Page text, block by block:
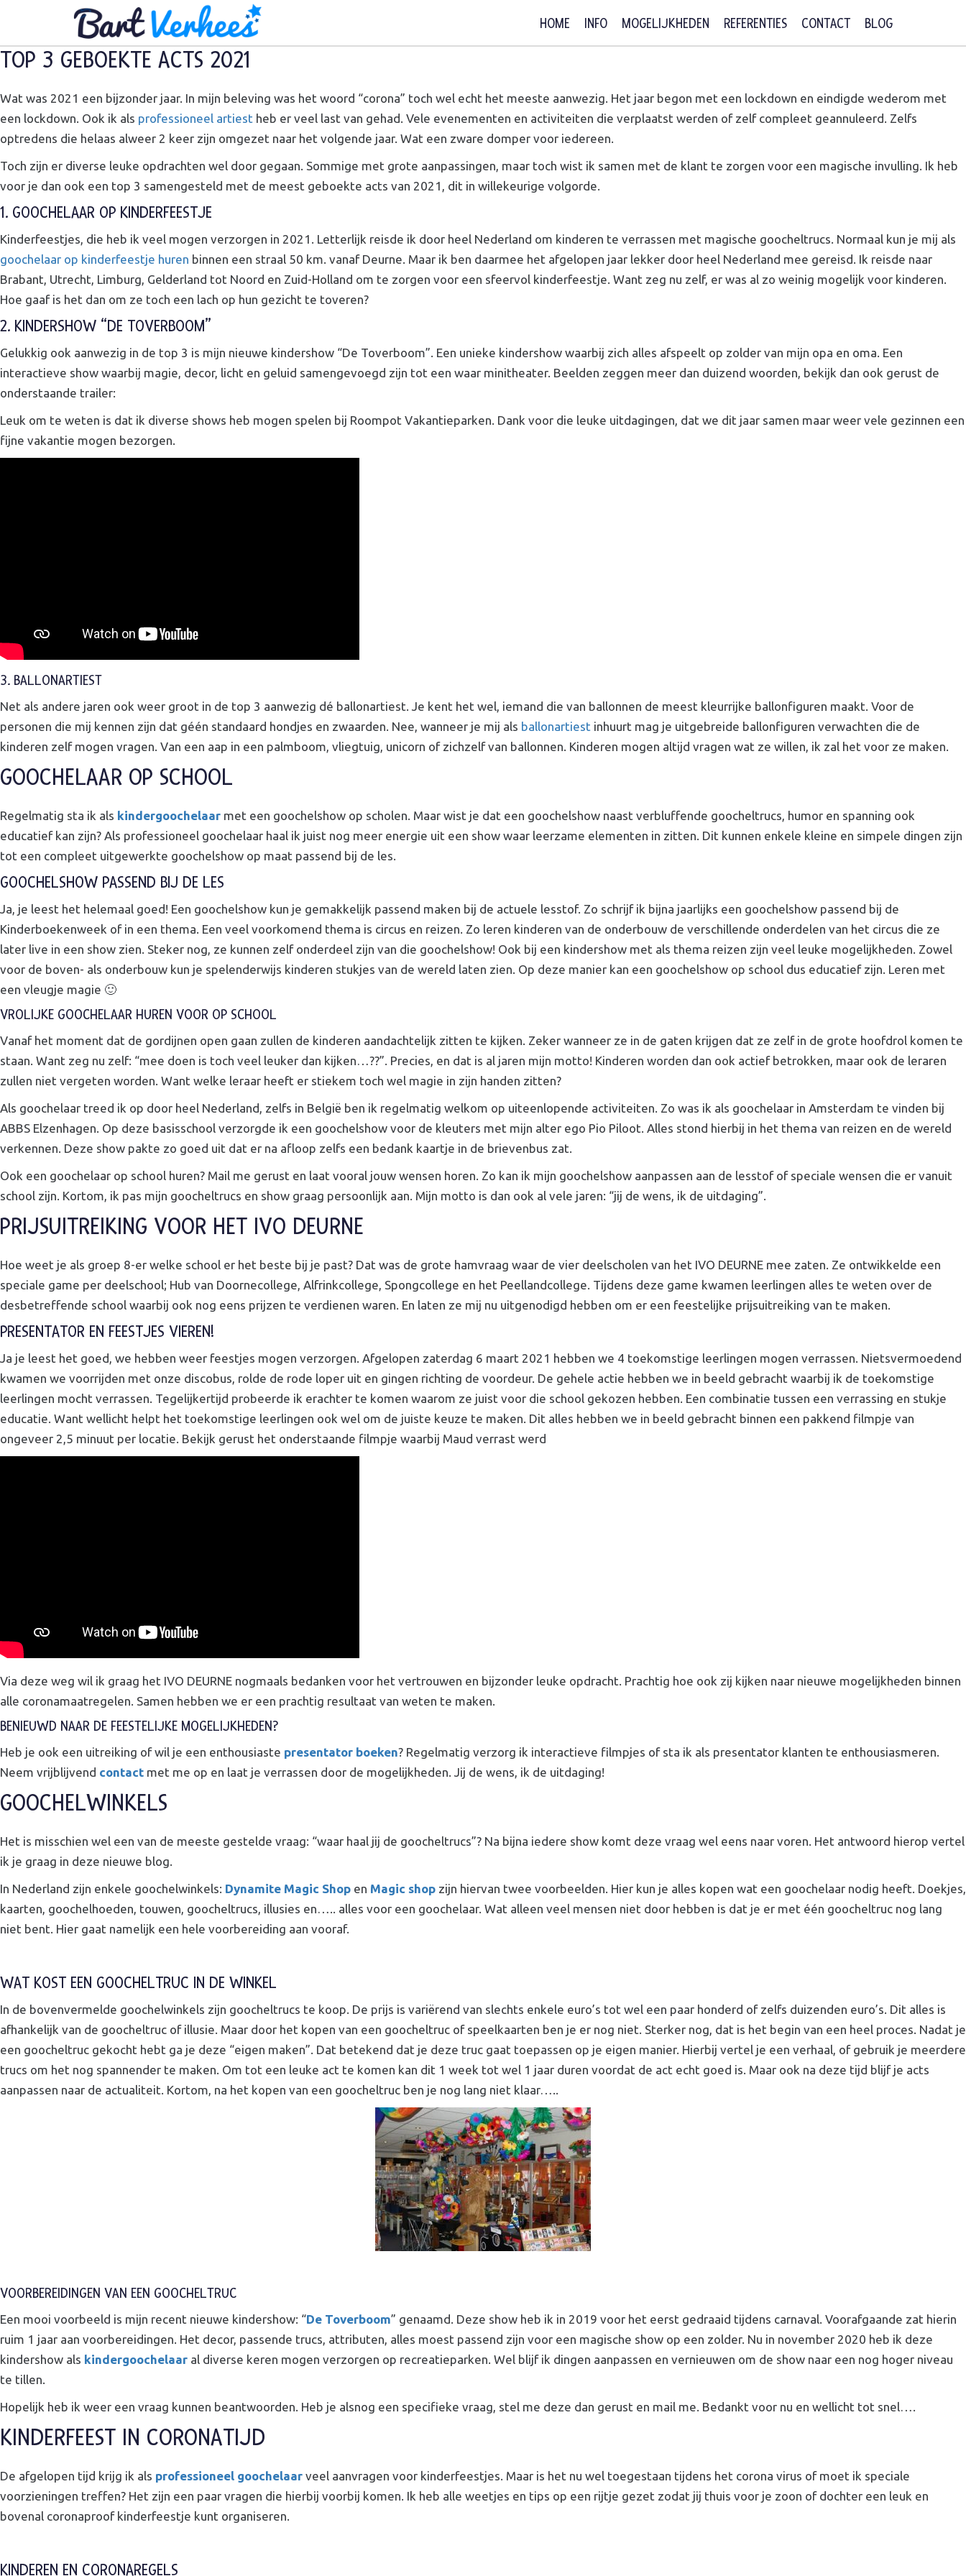
HOME INFO MOGELIJKHEDEN REFERENTIES CONTACT BLOG
TOP 3 GEBOEKTE ACTS 2021
Wat was 2021 een bijzonder jaar. In mijn beleving was het woord “corona” toch wel echt het meeste aanwezig. Het jaar begon met een lockdown en eindigde wederom met
een lockdown. Ook ik als professioneel artiest heb er veel last van gehad. Vele evenementen en activiteiten die verplaatst werden of zelf compleet geannuleerd. Zelfs
optredens die helaas alweer 2 keer zijn omgezet naar het volgende jaar. Wat een zware domper voor iedereen.
Toch zijn er diverse leuke opdrachten wel door gegaan. Sommige met grote aanpassingen, maar toch wist ik samen met de klant te zorgen voor een magische invulling. Ik heb
voor je dan ook een top 3 samengesteld met de meest geboekte acts van 2021, dit in willekeurige volgorde.
1. GOOCHELAAR OP KINDERFEESTJE
Kinderfeestjes, die heb ik veel mogen verzorgen in 2021. Letterlijk reisde ik door heel Nederland om kinderen te verrassen met magische goocheltrucs. Normaal kun je mij als
goochelaar op kinderfeestje huren binnen een straal 50 km. vanaf Deurne. Maar ik ben daarmee het afgelopen jaar lekker door heel Nederland mee gereisd. Ik reisde naar
Brabant, Utrecht, Limburg, Gelderland tot Noord en Zuid-Holland om te zorgen voor een sfeervol kinderfeestje. Want zeg nu zelf, er was al zo weinig mogelijk voor kinderen.
Hoe gaaf is het dan om ze toch een lach op hun gezicht te toveren?
2. KINDERSHOW “DE TOVERBOOM”
Gelukkig ook aanwezig in de top 3 is mijn nieuwe kindershow “De Toverboom”. Een unieke kindershow waarbij zich alles afspeelt op zolder van mijn opa en oma. Een
interactieve show waarbij magie, decor, licht en geluid samengevoegd zijn tot een waar minitheater. Beelden zeggen meer dan duizend woorden, bekijk dan ook gerust de
onderstaande trailer:
Leuk om te weten is dat ik diverse shows heb mogen spelen bij Roompot Vakantieparken. Dank voor die leuke uitdagingen, dat we dit jaar samen maar weer vele gezinnen een
fijne vakantie mogen bezorgen.
3. BALLONARTIEST
Net als andere jaren ook weer groot in de top 3 aanwezig dé ballonartiest. Je kent het wel, iemand die van ballonnen de meest kleurrijke ballonfiguren maakt. Voor de
personen die mij kennen zijn dat géén standaard hondjes en zwaarden. Nee, wanneer je mij als ballonartiest inhuurt mag je uitgebreide ballonfiguren verwachten die de
kinderen zelf mogen vragen. Van een aap in een palmboom, vliegtuig, unicorn of zichzelf van ballonnen. Kinderen mogen altijd vragen wat ze willen, ik zal het voor ze maken.
GOOCHELAAR OP SCHOOL
Regelmatig sta ik als kindergoochelaar met een goochelshow op scholen. Maar wist je dat een goochelshow naast verbluffende goocheltrucs, humor en spanning ook
educatief kan zijn? Als professioneel goochelaar haal ik juist nog meer energie uit een show waar leerzame elementen in zitten. Dit kunnen enkele kleine en simpele dingen zijn
tot een compleet uitgewerkte goochelshow op maat passend bij de les.
GOOCHELSHOW PASSEND BIJ DE LES
Ja, je leest het helemaal goed! Een goochelshow kun je gemakkelijk passend maken bij de actuele lesstof. Zo schrijf ik bijna jaarlijks een goochelshow passend bij de
Kinderboekenweek of in een thema. Een veel voorkomend thema is circus en reizen. Zo leren kinderen van de onderbouw de verschillende onderdelen van het circus die ze
later live in een show zien. Steker nog, ze kunnen zelf onderdeel zijn van die goochelshow! Ook bij een kindershow met als thema reizen zijn veel leuke mogelijkheden. Zowel
voor de boven- als onderbouw kun je spelenderwijs kinderen stukjes van de wereld laten zien. Op deze manier kan een goochelshow op school dus educatief zijn. Leren met
een vleugje magie 🙂
VROLIJKE GOOCHELAAR HUREN VOOR OP SCHOOL
Vanaf het moment dat de gordijnen open gaan zullen de kinderen aandachtelijk zitten te kijken. Zeker wanneer ze in de gaten krijgen dat ze zelf in de grote hoofdrol komen te
staan. Want zeg nu zelf: “mee doen is toch veel leuker dan kijken…??”. Precies, en dat is al jaren mijn motto! Kinderen worden dan ook actief betrokken, maar ook de leraren
zullen niet vergeten worden. Want welke leraar heeft er stiekem toch wel magie in zijn handen zitten?
Als goochelaar treed ik op door heel Nederland, zelfs in België ben ik regelmatig welkom op uiteenlopende activiteiten. Zo was ik als goochelaar in Amsterdam te vinden bij
ABBS Elzenhagen. Op deze basisschool verzorgde ik een goochelshow voor de kleuters met mijn alter ego Pio Piloot. Alles stond hierbij in het thema van reizen en de wereld
verkennen. Deze show pakte zo goed uit dat er na afloop zelfs een bedank kaartje in de brievenbus zat.
Ook een goochelaar op school huren? Mail me gerust en laat vooral jouw wensen horen. Zo kan ik mijn goochelshow aanpassen aan de lesstof of speciale wensen die er vanuit
school zijn. Kortom, ik pas mijn goocheltrucs en show graag persoonlijk aan. Mijn motto is dan ook al vele jaren: “jij de wens, ik de uitdaging”.
PRIJSUITREIKING VOOR HET IVO DEURNE
Hoe weet je als groep 8-er welke school er het beste bij je past? Dat was de grote hamvraag waar de vier deelscholen van het IVO DEURNE mee zaten. Ze ontwikkelde een
speciale game per deelschool; Hub van Doornecollege, Alfrinkcollege, Spongcollege en het Peellandcollege. Tijdens deze game kwamen leerlingen alles te weten over de
desbetreffende school waarbij ook nog eens prijzen te verdienen waren. En laten ze mij nu uitgenodigd hebben om er een feestelijke prijsuitreiking van te maken.
PRESENTATOR EN FEESTJES VIEREN!
Ja je leest het goed, we hebben weer feestjes mogen verzorgen. Afgelopen zaterdag 6 maart 2021 hebben we 4 toekomstige leerlingen mogen verrassen. Nietsvermoedend
kwamen we voorrijden met onze discobus, rolde de rode loper uit en gingen richting de voordeur. De gehele actie hebben we in beeld gebracht waarbij ik de toekomstige
leerlingen mocht verrassen. Tegelijkertijd probeerde ik erachter te komen waarom ze juist voor die school gekozen hebben. Een combinatie tussen een verrassing en stukje
educatie. Want wellicht helpt het toekomstige leerlingen ook wel om de juiste keuze te maken. Dit alles hebben we in beeld gebracht binnen een pakkend filmpje van
ongeveer 2,5 minuut per locatie. Bekijk gerust het onderstaande filmpje waarbij Maud verrast werd
Via deze weg wil ik graag het IVO DEURNE nogmaals bedanken voor het vertrouwen en bijzonder leuke opdracht. Prachtig hoe ook zij kijken naar nieuwe mogelijkheden binnen
alle coronamaatregelen. Samen hebben we er een prachtig resultaat van weten te maken.
BENIEUWD NAAR DE FEESTELIJKE MOGELIJKHEDEN?
Heb je ook een uitreiking of wil je een enthousiaste presentator boeken? Regelmatig verzorg ik interactieve filmpjes of sta ik als presentator klanten te enthousiasmeren.
Neem vrijblijvend contact met me op en laat je verrassen door de mogelijkheden. Jij de wens, ik de uitdaging!
GOOCHELWINKELS
Het is misschien wel een van de meeste gestelde vraag: “waar haal jij de goocheltrucs”? Na bijna iedere show komt deze vraag wel eens naar voren. Het antwoord hierop vertel
ik je graag in deze nieuwe blog.
In Nederland zijn enkele goochelwinkels: Dynamite Magic Shop en Magic shop zijn hiervan twee voorbeelden. Hier kun je alles kopen wat een goochelaar nodig heeft. Doekjes,
kaarten, goochelhoeden, touwen, goocheltrucs, illusies en….. alles voor een goochelaar. Wat alleen veel mensen niet door hebben is dat je er met één goocheltruc nog lang
niet bent. Hier gaat namelijk een hele voorbereiding aan vooraf.
WAT KOST EEN GOOCHELTRUC IN DE WINKEL
In de bovenvermelde goochelwinkels zijn goocheltrucs te koop. De prijs is variërend van slechts enkele euro’s tot wel een paar honderd of zelfs duizenden euro’s. Dit alles is
afhankelijk van de goocheltruc of illusie. Maar door het kopen van een goocheltruc of speelkaarten ben je er nog niet. Sterker nog, dat is het begin van een heel proces. Nadat je
een goocheltruc gekocht hebt ga je deze “eigen maken”. Dat betekend dat je deze truc gaat toepassen op je eigen manier. Hierbij vertel je een verhaal, of gebruik je meerdere
trucs om het nog spannender te maken. Om tot een leuke act te komen kan dit 1 week tot wel 1 jaar duren voordat de act echt goed is. Maar ook na deze tijd blijf je acts
aanpassen naar de actualiteit. Kortom, na het kopen van een goocheltruc ben je nog lang niet klaar…..
VOORBEREIDINGEN VAN EEN GOOCHELTRUC
Een mooi voorbeeld is mijn recent nieuwe kindershow: “De Toverboom” genaamd. Deze show heb ik in 2019 voor het eerst gedraaid tijdens carnaval. Voorafgaande zat hierin
ruim 1 jaar aan voorbereidingen. Het decor, passende trucs, attributen, alles moest passend zijn voor een magische show op een zolder. Nu in november 2020 heb ik deze
kindershow als kindergoochelaar al diverse keren mogen verzorgen op recreatieparken. Wel blijf ik dingen aanpassen en vernieuwen om de show naar een nog hoger niveau
te tillen.
Hopelijk heb ik weer een vraag kunnen beantwoorden. Heb je alsnog een specifieke vraag, stel me deze dan gerust en mail me. Bedankt voor nu en wellicht tot snel….
KINDERFEEST IN CORONATIJD
De afgelopen tijd krijg ik als professioneel goochelaar veel aanvragen voor kinderfeestjes. Maar is het nu wel toegestaan tijdens het corona virus of moet ik speciale
voorzieningen treffen? Het zijn een paar vragen die hierbij voorbij komen. Ik heb alle weetjes en tips op een rijtje gezet zodat jij thuis voor je zoon of dochter een leuk en
bovenal coronaproof kinderfeestje kunt organiseren.
KINDEREN EN CORONAREGELS